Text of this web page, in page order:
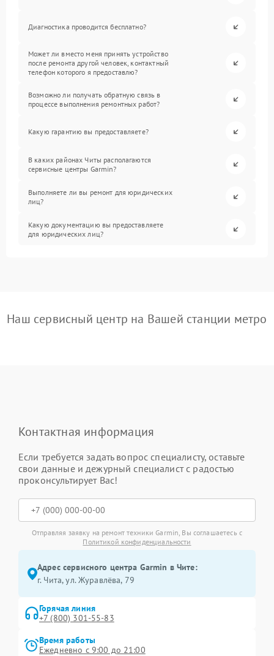
Диагностика проводится бесплатно?
Может ли вместо меня принять устройство
после ремонта другой человек, контактный
телефон которого я предоставлю?
Возможно ли получать обратную связь в
процессе выполнения ремонтных работ?
Какую гарантию вы предоставляете?
В каких районах Читы располагаются
сервисные центры Garmin?
Выполняете ли вы ремонт для юридических
лиц?
Какую документацию вы предоставляете
для юридических лиц?
Наш сервисный центр на Вашей станции метро
Контактная информация
Если требуется задать вопрос специалисту, оставьте
свои данные и дежурный специалист с радостью
проконсультирует Вас!
Отправляя заявку на ремонт техники Garmin, Вы соглашаетесь с
Политикой конфиденциальности
Адрес сервисного центра Garmin в Чите:
г. Чита, ул. Журавлёва, 79
Горячая линия
+7 (800) 301-55-83
Время работы
Ежедневно с 9:00 до 21:00